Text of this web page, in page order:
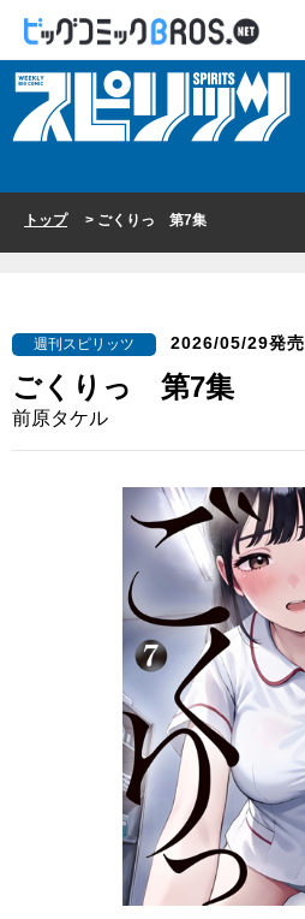
トップ> ごくりっ 第7集
週刊スピリッツ 2026/05/29発売
ごくりっ 第7集
前原タケル